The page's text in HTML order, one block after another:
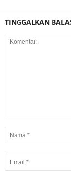
TINGGALKAN